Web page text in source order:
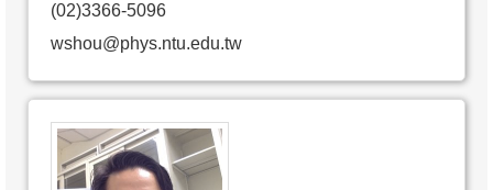
(02)3366-5096
wshou@phys.ntu.edu.tw